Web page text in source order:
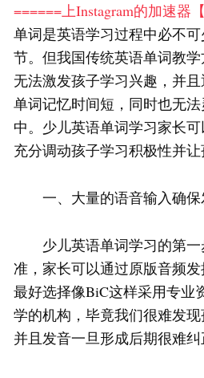
======上Instagram的加速器
单词是英语学习过程中必不
节。但我国传统英语单词教
无法激发孩子学习兴趣，并
单词记忆时间短，同时也无
中。少儿英语单词学习家长
充分调动孩子学习积极性并让
一、大量的语音输入确保
少儿英语单词学习的第一
准，家长可以通过原版音频
最好选择像BiC这样采用专业
学的机构，毕竟我们很难发现
并且发音一旦形成后期很难纠